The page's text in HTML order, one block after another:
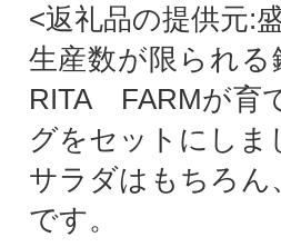
<返礼品の提供元:
生産数が限られ
RITA FARMが育
グをセットにしま
サラダはもちろん
です。